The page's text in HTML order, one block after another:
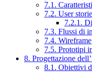
7.1.
7.2. User
7.2.1.
7.3. Flussi di
7.4. Wireframe
7.5. Prototipi
8. Progettazione
8.1. Obiettivi